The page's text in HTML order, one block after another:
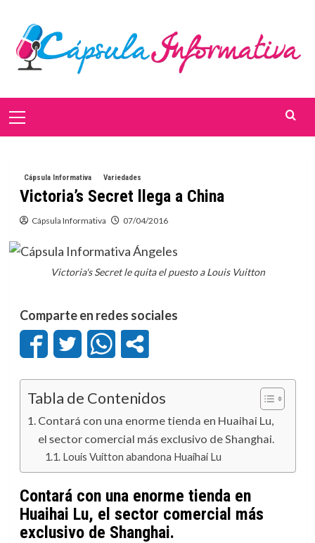
contenido
Menú
Cápsula Informativa Variedades
Victoria’s Secret llega a China
Cápsula Informativa 07/04/2016
Victoria's Secret le quita el puesto a Louis Vuitton
Comparte en redes sociales
Tabla de Contenidos
Contará con una enorme tienda en Huaihai Lu,
el sector comercial más exclusivo de Shanghai.
Louis Vuitton abandona Huaihai Lu
Contará con una enorme tienda en
Huaihai Lu, el sector comercial más
exclusivo de Shanghai.